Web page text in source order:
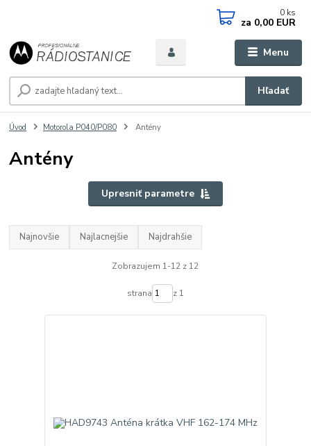
Menu
Hľadať
0 ks
za 0,00 EUR
Úvod Motorola P040/P080 Antény
Antény
Upresniť parametre
Najnovšie Najlacnejšie Najdrahšie
Zobrazujem 1-12 z 12
strana z 1